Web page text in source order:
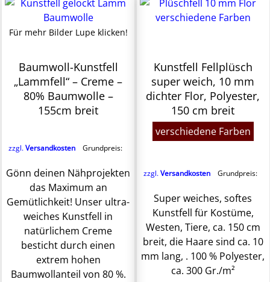
Für mehr Bilder Lupe klicken!
Baumwoll-Kunstfell
„Lammfell“ – Creme –
80% Baumwolle –
155cm breit
zzgl.Versandkosten Grundpreis:
Gönn deinen Nähprojekten
das Maximum an
Gemütlichkeit! Unser ultra-
weiches Kunstfell in
natürlichem Creme
besticht durch einen
extrem hohen
Baumwollanteil von 80 %.
Kunstfell Fellplüsch
super weich, 10 mm
dichter Flor, Polyester,
150 cm breit
verschiedene Farben
zzgl.Versandkosten Grundpreis:
Super weiches, softes
Kunstfell für Kostüme,
Westen, Tiere, ca. 150 cm
breit, die Haare sind ca. 10
mm lang, . 100 % Polyester,
ca. 300 Gr./m²